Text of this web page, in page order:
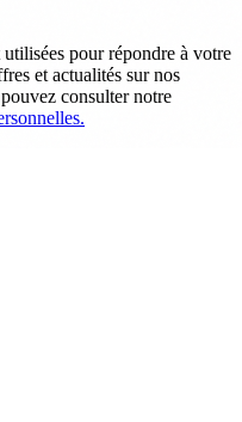
pour répondre à votre
et actualités sur nos
consulter notre